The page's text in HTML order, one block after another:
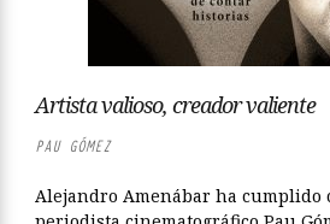
Artista valioso, creador valiente
PAU GÓMEZ
Alejandro Amenábar ha cumplido